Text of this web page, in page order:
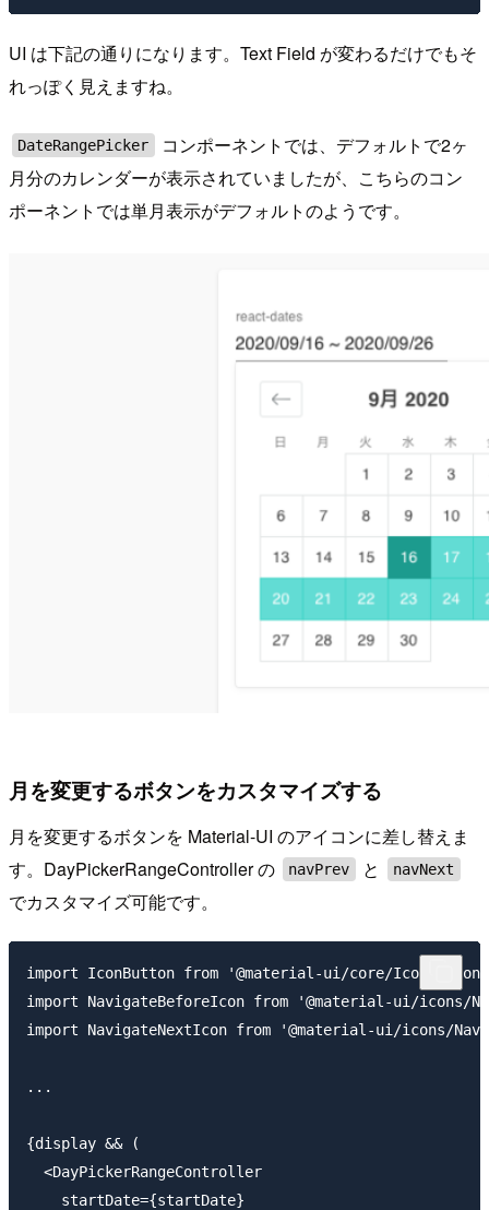
UI は下記の通りになります。Text Field が変わるだけでもそ
れっぽく見えますね。
DateRangePicker
コンポーネントでは、デフォルトで2ヶ
月分のカレンダーが表示されていましたが、こちらのコン
ポーネントでは単月表示がデフォルトのようです。
月を変更するボタンをカスタマイズする
月を変更するボタンを Material-UI のアイコンに差し替えま
す。DayPickerRangeController の
navPrev と navNext
でカスタマイズ可能です。
import IconButton from '@material-ui/core/
import NavigateBeforeIcon from '@material-ui/icons/
import NavigateNextIcon from '@material-ui/icons/
...
{display && (
  <DayPickerRangeController
    startDate={startDate}